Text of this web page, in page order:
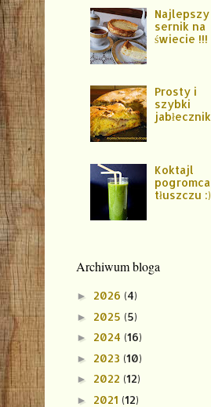
Najlepszy
sernik na
świecie !!!
Prosty i
szybki
jabłecznik
Koktajl
pogromca
tłuszczu :)
Archiwum bloga
► 2026 (4)
► 2025 (5)
► 2024 (16)
► 2023 (10)
► 2022 (12)
► 2021 (12)